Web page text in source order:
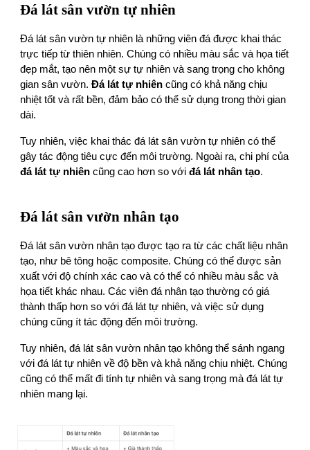
Đá lát sân vườn tự nhiên
Đá lát sân vườn tự nhiên là những viên đá được khai thác
trực tiếp từ thiên nhiên. Chúng có nhiều màu sắc và họa tiết
đẹp mắt, tạo nên một sự tự nhiên và sang trọng cho không
gian sân vườn.Đá lát tự nhiên cũng có khả năng chịu
nhiệt tốt và rất bền, đảm bảo có thể sử dụng trong thời gian
dài.
Tuy nhiên, việc khai thác đá lát sân vườn tự nhiên có thể
gây tác động tiêu cực đến môi trường. Ngoài ra, chi phí của
đá lát tự nhiên cũng cao hơn so vớiđá lát nhân tạo.
Đá lát sân vườn nhân tạo
Đá lát sân vườn nhân tạo được tạo ra từ các chất liệu nhân
tạo, như bê tông hoặc composite. Chúng có thể được sản
xuất với độ chính xác cao và có thể có nhiều màu sắc và
họa tiết khác nhau. Các viên đá nhân tạo thường có giá
thành thấp hơn so với đá lát tự nhiên, và việc sử dụng
chúng cũng ít tác động đến môi trường.
Tuy nhiên, đá lát sân vườn nhân tạo không thể sánh ngang
với đá lát tự nhiên về độ bền và khả năng chịu nhiệt. Chúng
cũng có thể mất đi tính tự nhiên và sang trọng mà đá lát tự
nhiên mang lại.